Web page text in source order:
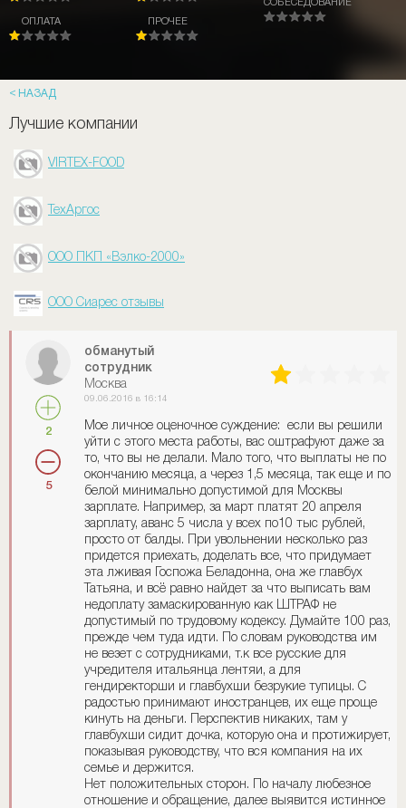
ОПЛАТА ПРОЧЕЕ
СОБЕСЕДОВАНИЕ
НАЗАД
Лучшие компании
VIRTEX-FOOD
ТехАргос
ООО ПКП «Вэлко-2000»
ООО Сиарес отзывы
2
5
обманутый
сотрудник
Москва
09.06.2016 в 16:14
Мое личное оценочное суждение: если вы решили
уйти с этого места работы, вас оштрафуют даже за
то, что вы не делали. Мало того, что выплаты не по
окончанию месяца, а через 1,5 месяца, так еще и по
белой минимально допустимой для Москвы
зарплате. Например, за март платят 20 апреля
зарплату, аванс 5 числа у всех по10 тыс рублей,
просто от балды. При увольнении несколько раз
придется приехать, доделать все, что придумает
эта лживая Госпожа Беладонна, она же главбух
Татьяна, и всё равно найдет за что выписать вам
недоплату замаскированную как ШТРАФ не
допустимый по трудовому кодексу. Думайте 100 раз,
прежде чем туда идти. По словам руководства им
не везет с сотрудниками, т.к все русские для
учредителя итальянца лентяи, а для
гендиректорши и главбухши безрукие тупицы. С
радостью принимают иностранцев, их еще проще
кинуть на деньги. Перспектив никаких, там у
главбухши сидит дочка, которую она и протижирует,
показывая руководству, что вся компания на их
семье и держится.
Нет положительных сторон. По началу любезное
отношение и обращение, далее выявится истинное